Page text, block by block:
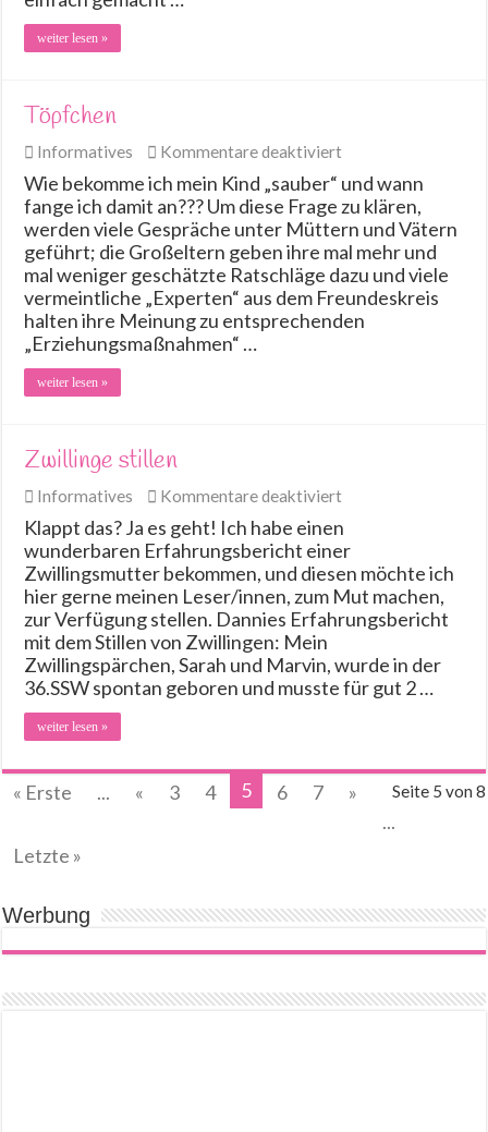
weiter lesen »
Töpfchen
Informatives Kommentare deaktiviertfür
Wie bekomme ich mein Kind „sauber“ und wann
fange ich damit an??? Um diese Frage zu klären,
werden viele Gespräche unter Müttern und Vätern
geführt; die Großeltern geben ihre mal mehr und
mal weniger geschätzte Ratschläge dazu und viele
vermeintliche „Experten“ aus dem Freundeskreis
halten ihre Meinung zu entsprechenden
„Erziehungsmaßnahmen“ …
weiter lesen »
Zwillinge stillen
Informatives Kommentare deaktiviertfür
stillen
Klappt das? Ja es geht! Ich habe einen
wunderbaren Erfahrungsbericht einer
Zwillingsmutter bekommen, und diesen möchte ich
hier gerne meinen Leser/innen, zum Mut machen,
zur Verfügung stellen. Dannies Erfahrungsbericht
mit dem Stillen von Zwillingen: Mein
Zwillingspärchen, Sarah und Marvin, wurde in der
36.SSW spontan geboren und musste für gut 2 …
weiter lesen »
Seite 5 von 8
« Erste ... « 3 4 5 6 7
»
...
Letzte »
Werbung